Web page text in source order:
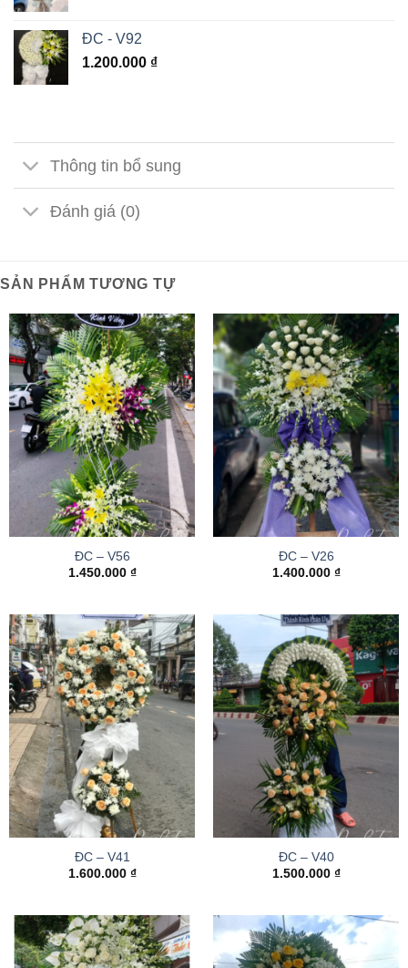
ĐC - V92
1.200.000 ₫
Thông tin bổ sung
Đánh giá (0)
SẢN PHẨM TƯƠNG TỰ
ĐC – V56
1.450.000 ₫
ĐC – V26
1.400.000 ₫
ĐC – V41
1.600.000 ₫
ĐC – V40
1.500.000 ₫